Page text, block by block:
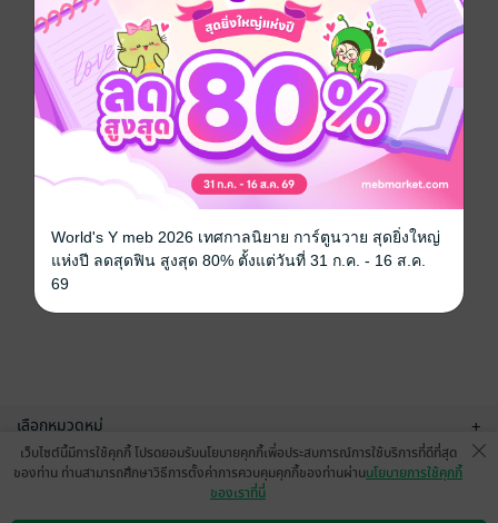
เลือกหมวดหมู่ +
บริการช่วยเหลือ
เว็บไซต์นี้มีการใช้คุกกี้ โปรดยอมรับนโยบายคุกกี้เพื่อประสบการณ์การใช้บริการที่ดีที่สุด
ของท่าน ท่านสามารถศึกษาวิธีการตั้งค่าการควบคุมคุกกี้ของท่านผ่านนโยบายการใช้คุกกี้
ของเราที่นี่
World's Y meb 2026 เทศกาลนิยาย การ์ตูนวาย สุดยิ่งใหญ่
แห่งปี ลดสุดฟิน สูงสุด 80% ตั้งแต่วันที่ 31 ก.ค. - 16 ส.ค.
69